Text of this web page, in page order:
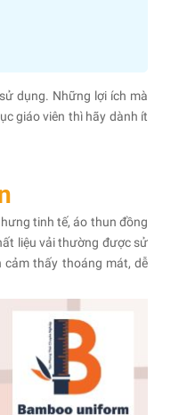
dụng. Những lợi ích mà
giáo viên thì hãy dành ít
tinh tế, áo thun đồng
liệu vải thường được sử
thấy thoáng mát, dễ